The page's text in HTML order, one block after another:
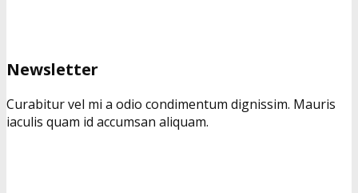
Newsletter
Curabitur vel mi a odio condimentum dignissim. Mauris
iaculis quam id accumsan aliquam.